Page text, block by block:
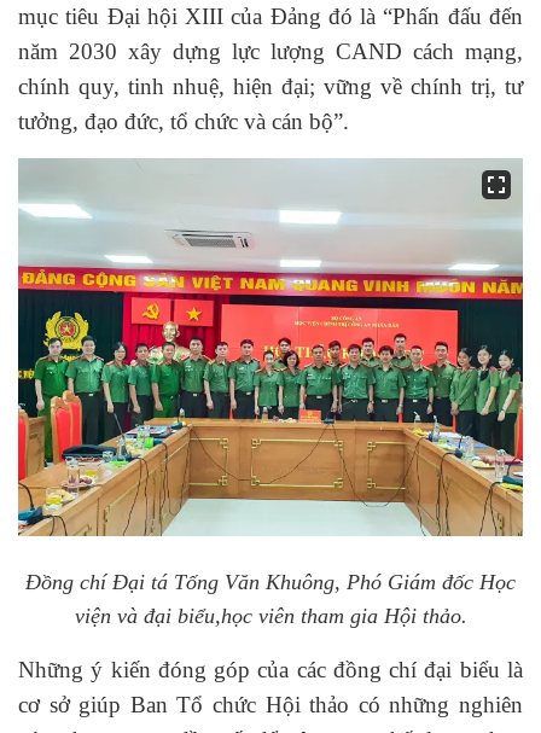
mục tiêu Đại hội XIII của Đảng đó là “Phấn đấu đến
năm 2030 xây dựng lực lượng CAND cách mạng,
chính quy, tinh nhuệ, hiện đại; vững về chính trị, tư
tưởng, đạo đức, tổ chức và cán bộ”.
Đồng chí Đại tá Tống Văn Khuông, Phó Giám đốc Học
viện và đại biểu,học viên tham gia Hội thảo.
Những ý kiến đóng góp của các đồng chí đại biểu là
cơ sở giúp Ban Tổ chức Hội thảo có những nghiên